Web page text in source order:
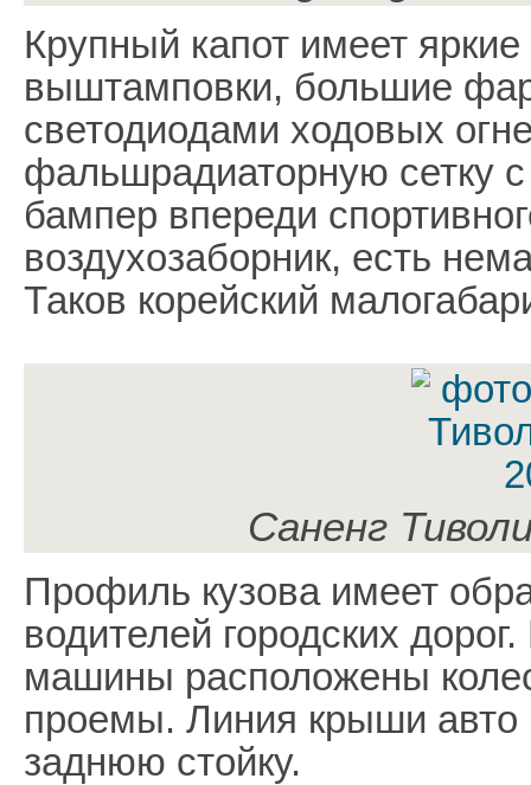
Крупный капот имеет
выштамповки, большие
светодиодами ходовых
фальшрадиаторную сетку с
бампер впереди
воздухозаборник, есть
Таков корейский
Саненг
Профиль кузова имеет
водителей городских
машины расположены
проемы. Линия крыши
заднюю стойку.